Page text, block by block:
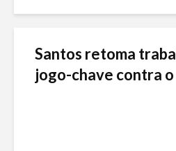
Santos retoma
jogo-chave contra